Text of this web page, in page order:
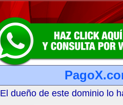
El dueño de este dominio lo